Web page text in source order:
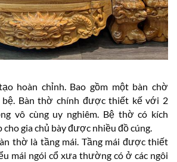
hoàn chỉnh. Bao gồm một bàn chờ
bệ. Bàn thờ chính được thiết kế với 2
vô cùng uy nghiêm. Bệ thờ có kích
gia chủ bày được nhiều đồ cúng.
thờ là tầng mái. Tầng mái được thiết
mái ngói cổ xưa thường có ở các ngôi